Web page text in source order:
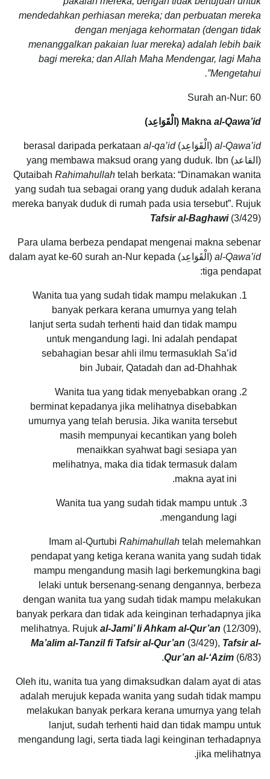
mendedahkan perhiasan mereka; dan perbuatan mereka
dengan menjaga kehormatan (dengan tidak
menanggalkan pakaian luar mereka) adalah lebih baik
bagi mereka; dan Allah Maha Mendengar, lagi Maha
Mengetahui”.
Surah an-Nur: 60
Makna al-Qawa’id
( الْقَوَاعِد)
al-Qawa’id (الْقَوَاعِد) berasal daripada perkataanal-qa’id
(القاعد) yang membawa maksud orang yang duduk. Ibn
Qutaibah Rahimahullah telah berkata: “Dinamakan wanita
yang sudah tua sebagai orang yang duduk adalah kerana
mereka banyak duduk di rumah pada usia tersebut”. Rujuk
Tafsir al-Baghawi(3/429)
Para ulama berbeza pendapat mengenai makna sebenar
al-Qawa’id
(الْقَوَاعِد) dalam ayat ke-60 surah an-Nur kepada
tiga pendapat:
Wanita tua yang sudah tidak mampu melakukan
banyak perkara kerana umurnya yang telah
lanjut serta sudah terhenti haid dan tidak mampu
untuk mengandung lagi. Ini adalah pendapat
sebahagian besar ahli ilmu termasuklah Sa’id
bin Jubair, Qatadah dan ad-Dhahhak
Wanita tua yang tidak menyebabkan orang
berminat kepadanya jika melihatnya disebabkan
umurnya yang telah berusia. Jika wanita tersebut
masih mempunyai kecantikan yang boleh
menaikkan syahwat bagi sesiapa yan
melihatnya, maka dia tidak termasuk dalam
makna ayat ini.
Wanita tua yang sudah tidak mampu untuk
mengandung lagi.
Imam al-Qurtubi Rahimahullah telah melemahkan
pendapat yang ketiga kerana wanita yang sudah tidak
mampu mengandung masih lagi berkemungkina bagi
lelaki untuk bersenang-senang dengannya, berbeza
dengan wanita tua yang sudah tidak mampu melakukan
banyak perkara dan tidak ada keinginan terhadapnya jika
melihatnya. Rujuk al-Jami’ li Ahkam al-Qur’an (12/309),
Ma’alim al-Tanzil fi Tafsir al-Qur’an (3/429), Tafsir al-
Qur’an al-‘Azim (6/83).
Oleh itu, wanita tua yang dimaksudkan dalam ayat di atas
adalah merujuk kepada wanita yang sudah tidak mampu
melakukan banyak perkara kerana umurnya yang telah
lanjut, sudah terhenti haid dan tidak mampu untuk
mengandung lagi, serta tiada lagi keinginan terhadapnya
jika melihatnya.